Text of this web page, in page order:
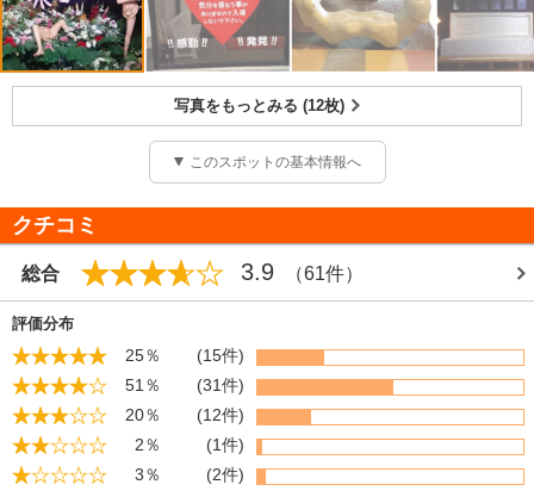
写真をもっとみる (12枚)
このスポットの基本情報へ
クチコミ
総合 3.9 （61件）
評価分布
25％
(15件)
51％
(31件)
20％
(12件)
2％
(1件)
3％
(2件)